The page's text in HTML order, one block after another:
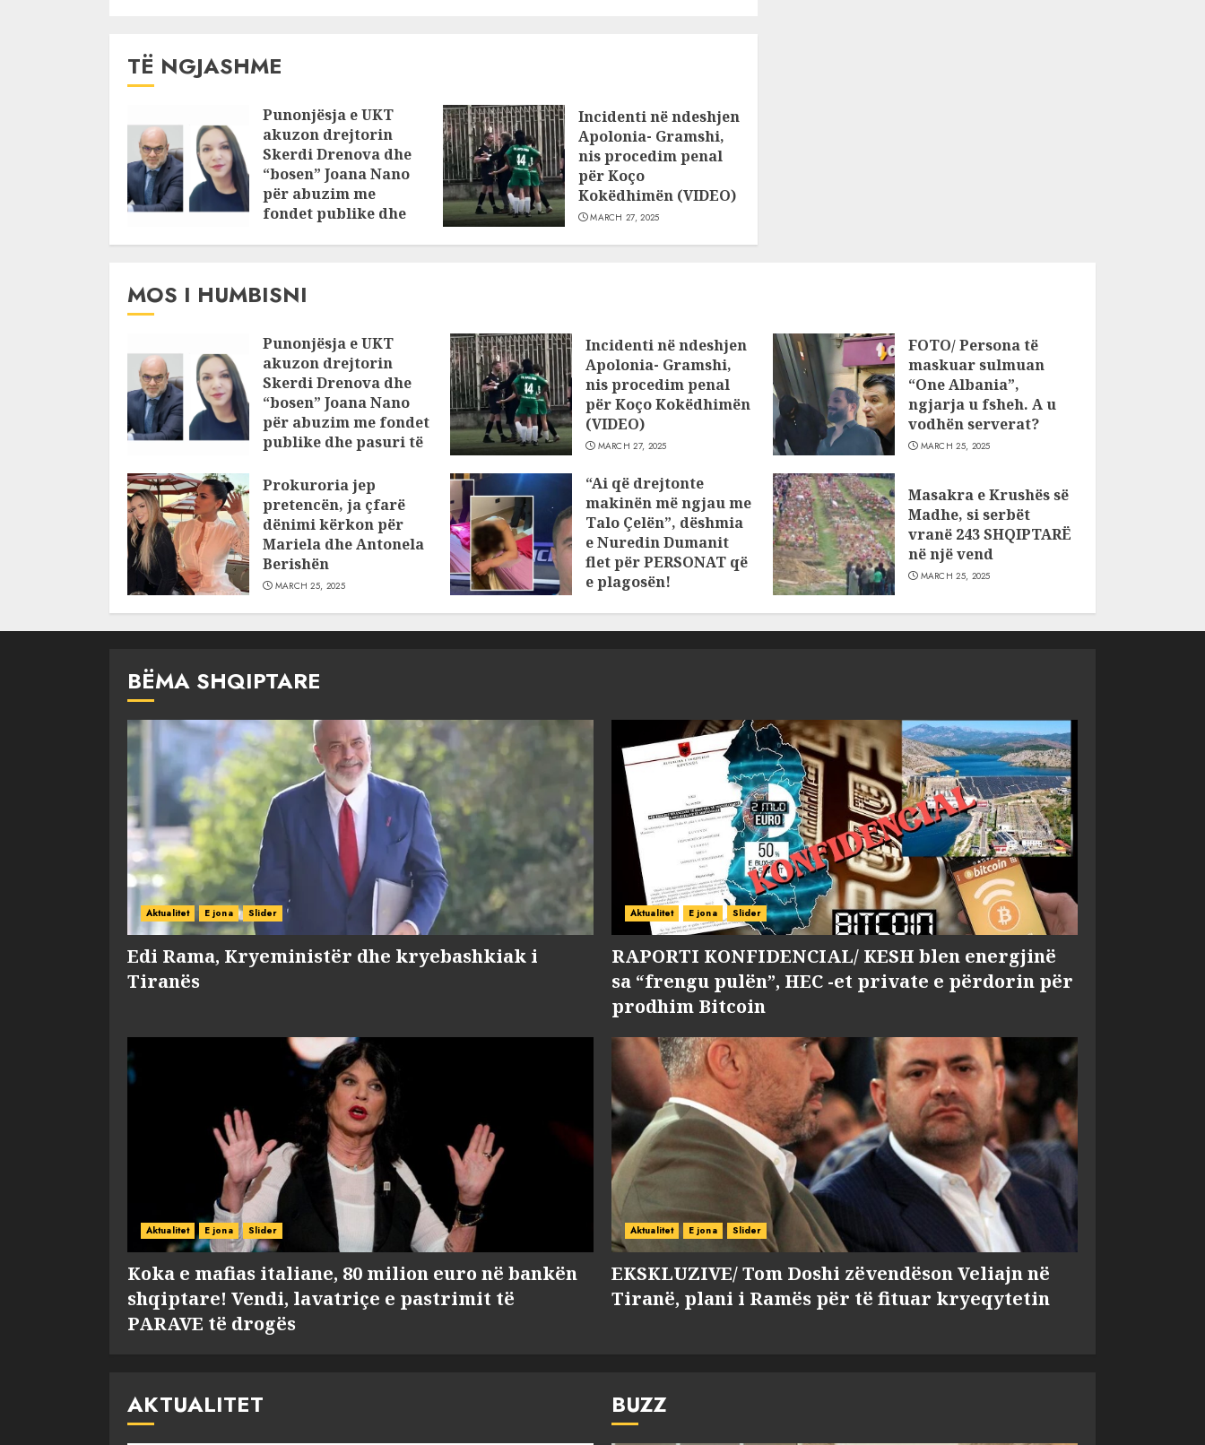
TË NGJASHME
Punonjësja e UKT
akuzon drejtorin
Skerdi Drenova dhe
“bosen” Joana Nano
për abuzim me
fondet publike dhe
Incidenti në ndeshjen
Apolonia- Gramshi,
nis procedim penal
për Koço
Kokëdhimën (VIDEO)
MARCH 27, 2025
MOS I HUMBISNI
Punonjësja e UKT
akuzon drejtorin
Skerdi Drenova dhe
“bosen” Joana Nano
për abuzim me fondet
publike dhe pasuri të
JULY 24, 2025
Incidenti në ndeshjen
Apolonia- Gramshi,
nis procedim penal
për Koço Kokëdhimën
(VIDEO)
MARCH 27, 2025
FOTO/ Persona të
maskuar sulmuan
“One Albania”,
ngjarja u fsheh. A u
vodhën serverat?
MARCH 25, 2025
Prokuroria jep
pretencën, ja çfarë
dënimi kërkon për
Mariela dhe Antonela
Berishën
MARCH 25, 2025
“Ai që drejtonte
makinën më ngjau me
Talo Çelën”, dëshmia
e Nuredin Dumanit
flet për PERSONAT që
e plagosën!
Masakra e Krushës së
Madhe, si serbët
vranë 243 SHQIPTARË
në një vend
MARCH 25, 2025
BËMA SHQIPTARE
Aktualitet E jona Slider
Edi Rama, Kryeministër dhe kryebashkiak i
Tiranës
Aktualitet E jona Slider
RAPORTI KONFIDENCIAL/ KESH blen energjinë
sa “frengu pulën”, HEC -et private e përdorin për
prodhim Bitcoin
Aktualitet E jona Slider
Koka e mafias italiane, 80 milion euro në bankën
shqiptare! Vendi, lavatriçe e pastrimit të
PARAVE të drogës
Aktualitet E jona Slider
EKSKLUZIVE/ Tom Doshi zëvendëson Veliajn në
Tiranë, plani i Ramës për të fituar kryeqytetin
AKTUALITET BUZZ